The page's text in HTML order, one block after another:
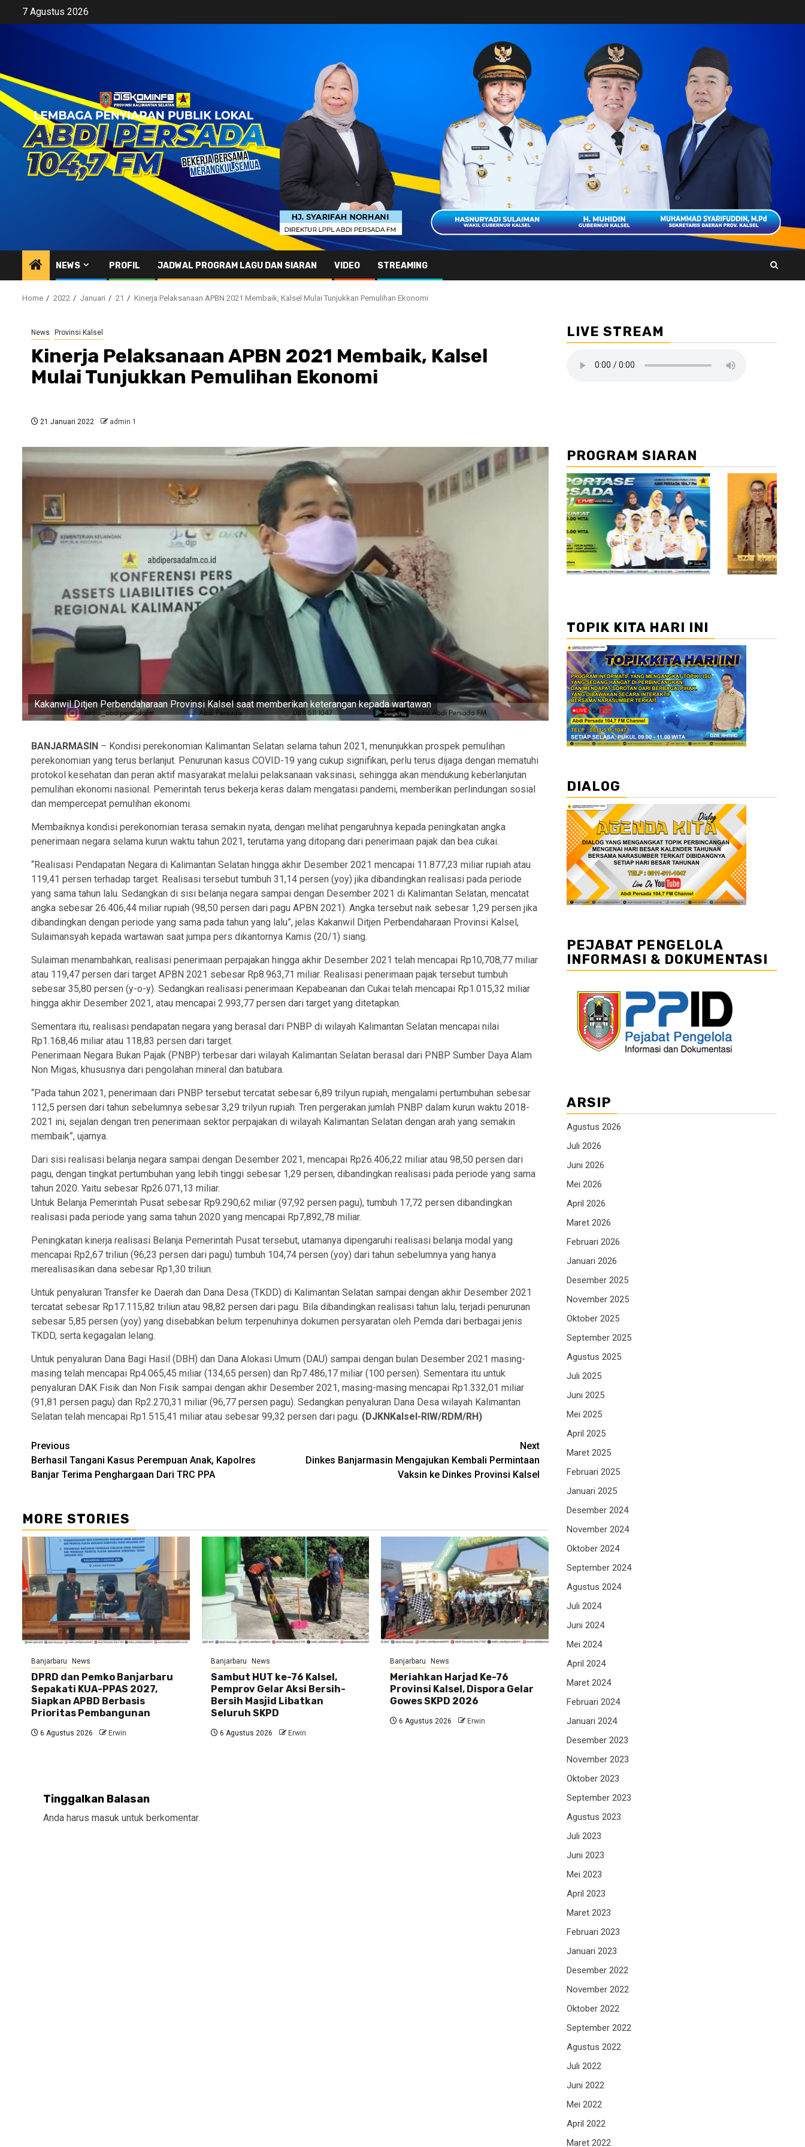
content
7 Agustus 2026
NEWS PROFIL JADWAL PROGRAM LAGU DAN SIARAN VIDEO STREAMING
Home 2022 Januari 21 Kinerja Pelaksanaan APBN 2021 Membaik, Kalsel Mulai Tunjukkan Pemulihan Ekonomi
News Provinsi Kalsel
Kinerja Pelaksanaan APBN 2021 Membaik, Kalsel
Mulai Tunjukkan Pemulihan Ekonomi
21 Januari 2022 admin 1
Kakanwil Ditjen Perbendaharaan Provinsi Kalsel saat memberikan keterangan kepada wartawan
BANJARMASIN – Kondisi perekonomian Kalimantan Selatan selama tahun 2021, menunjukkan prospek pemulihan
perekonomian yang terus berlanjut. Penurunan kasus COVID-19 yang cukup signifikan, perlu terus dijaga dengan mematuhi
protokol kesehatan dan peran aktif masyarakat melalui pelaksanaan vaksinasi, sehingga akan mendukung keberlanjutan
pemulihan ekonomi nasional. Pemerintah terus bekerja keras dalam mengatasi pandemi, memberikan perlindungan sosial
dan mempercepat pemulihan ekonomi.
Membaiknya kondisi perekonomian terasa semakin nyata, dengan melihat pengaruhnya kepada peningkatan angka
penerimaan negara selama kurun waktu tahun 2021, terutama yang ditopang dari penerimaan pajak dan bea cukai.
“Realisasi Pendapatan Negara di Kalimantan Selatan hingga akhir Desember 2021 mencapai 11.877,23 miliar rupiah atau
119,41 persen terhadap target. Realisasi tersebut tumbuh 31,14 persen (yoy) jika dibandingkan realisasi pada periode
yang sama tahun lalu. Sedangkan di sisi belanja negara sampai dengan Desember 2021 di Kalimantan Selatan, mencatat
angka sebesar 26.406,44 miliar rupiah (98,50 persen dari pagu APBN 2021). Angka tersebut naik sebesar 1,29 persen jika
dibandingkan dengan periode yang sama pada tahun yang lalu”, jelas Kakanwil Ditjen Perbendaharaan Provinsi Kalsel,
Sulaimansyah kepada wartawan saat jumpa pers dikantornya Kamis (20/1) siang.
Sulaiman menambahkan, realisasi penerimaan perpajakan hingga akhir Desember 2021 telah mencapai Rp10,708,77 miliar
atau 119,47 persen dari target APBN 2021 sebesar Rp8.963,71 miliar. Realisasi penerimaan pajak tersebut tumbuh
sebesar 35,80 persen (y-o-y). Sedangkan realisasi penerimaan Kepabeanan dan Cukai telah mencapai Rp1.015,32 miliar
hingga akhir Desember 2021, atau mencapai 2.993,77 persen dari target yang ditetapkan.
Sementara itu, realisasi pendapatan negara yang berasal dari PNBP di wilayah Kalimantan Selatan mencapai nilai
Rp1.168,46 miliar atau 118,83 persen dari target.
Penerimaan Negara Bukan Pajak (PNBP) terbesar dari wilayah Kalimantan Selatan berasal dari PNBP Sumber Daya Alam
Non Migas, khususnya dari pengolahan mineral dan batubara.
“Pada tahun 2021, penerimaan dari PNBP tersebut tercatat sebesar 6,89 trilyun rupiah, mengalami pertumbuhan sebesar
112,5 persen dari tahun sebelumnya sebesar 3,29 trilyun rupiah. Tren pergerakan jumlah PNBP dalam kurun waktu 2018-
2021 ini, sejalan dengan tren penerimaan sektor perpajakan di wilayah Kalimantan Selatan dengan arah yang semakin
membaik”, ujarnya.
Dari sisi realisasi belanja negara sampai dengan Desember 2021, mencapai Rp26.406,22 miliar atau 98,50 persen dari
pagu, dengan tingkat pertumbuhan yang lebih tinggi sebesar 1,29 persen, dibandingkan realisasi pada periode yang sama
tahun 2020. Yaitu sebesar Rp26.071,13 miliar.
Untuk Belanja Pemerintah Pusat sebesar Rp9.290,62 miliar (97,92 persen pagu), tumbuh 17,72 persen dibandingkan
realisasi pada periode yang sama tahun 2020 yang mencapai Rp7,892,78 miliar.
Peningkatan kinerja realisasi Belanja Pemerintah Pusat tersebut, utamanya dipengaruhi realisasi belanja modal yang
mencapai Rp2,67 triliun (96,23 persen dari pagu) tumbuh 104,74 persen (yoy) dari tahun sebelumnya yang hanya
merealisasikan dana sebesar Rp1,30 triliun.
Untuk penyaluran Transfer ke Daerah dan Dana Desa (TKDD) di Kalimantan Selatan sampai dengan akhir Desember 2021
tercatat sebesar Rp17.115,82 triliun atau 98,82 persen dari pagu. Bila dibandingkan realisasi tahun lalu, terjadi penurunan
sebesar 5,85 persen (yoy) yang disebabkan belum terpenuhinya dokumen persyaratan oleh Pemda dari berbagai jenis
TKDD, serta kegagalan lelang.
Untuk penyaluran Dana Bagi Hasil (DBH) dan Dana Alokasi Umum (DAU) sampai dengan bulan Desember 2021 masing-
masing telah mencapai Rp4.065,45 miliar (134,65 persen) dan Rp7.486,17 miliar (100 persen). Sementara itu untuk
penyaluran DAK Fisik dan Non Fisik sampai dengan akhir Desember 2021, masing-masing mencapai Rp1.332,01 miliar
(91,81 persen pagu) dan Rp2.270,31 miliar (96,77 persen pagu). Sedangkan penyaluran Dana Desa wilayah Kalimantan
Selatan telah mencapai Rp1.515,41 miliar atau sebesar 99,32 persen dari pagu. (DJKNKalsel-RIW/RDM/RH)
Continue
Reading
Previous
Berhasil Tangani Kasus Perempuan Anak, Kapolres
Banjar Terima Penghargaan Dari TRC PPA
Next
Dinkes Banjarmasin Mengajukan Kembali Permintaan
Vaksin ke Dinkes Provinsi Kalsel
MORE STORIES
Banjarbaru News
DPRD dan Pemko Banjarbaru
Sepakati KUA-PPAS 2027,
Siapkan APBD Berbasis
Prioritas Pembangunan
6 Agustus 2026 Erwin
Banjarbaru News
Sambut HUT ke-76 Kalsel,
Pemprov Gelar Aksi Bersih-
Bersih Masjid Libatkan
Seluruh SKPD
6 Agustus 2026 Erwin
Banjarbaru News
Meriahkan Harjad Ke-76
Provinsi Kalsel, Dispora Gelar
Gowes SKPD 2026
6 Agustus 2026 Erwin
Tinggalkan Balasan
Anda harus masuk untuk berkomentar.
LIVE STREAM
PROGRAM SIARAN
//2
TOPIK KITA HARI INI
DIALOG
PEJABAT PENGELOLA
INFORMASI & DOKUMENTASI
ARSIP
Agustus 2026
Juli 2026
Juni 2026
Mei 2026
April 2026
Maret 2026
Februari 2026
Januari 2026
Desember 2025
November 2025
Oktober 2025
September 2025
Agustus 2025
Juli 2025
Juni 2025
Mei 2025
April 2025
Maret 2025
Februari 2025
Januari 2025
Desember 2024
November 2024
Oktober 2024
September 2024
Agustus 2024
Juli 2024
Juni 2024
Mei 2024
April 2024
Maret 2024
Februari 2024
Januari 2024
Desember 2023
November 2023
Oktober 2023
September 2023
Agustus 2023
Juli 2023
Juni 2023
Mei 2023
April 2023
Maret 2023
Februari 2023
Januari 2023
Desember 2022
November 2022
Oktober 2022
September 2022
Agustus 2022
Juli 2022
Juni 2022
Mei 2022
April 2022
Maret 2022